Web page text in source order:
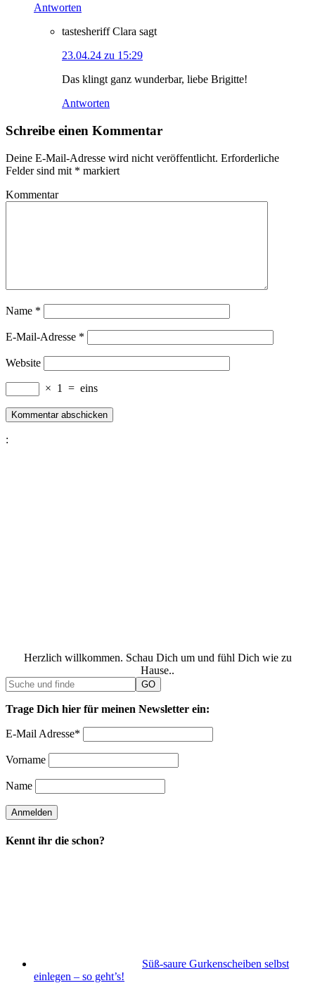
Antworten
tastesheriff Clara sagt
23.04.24 zu 15:29
Das klingt ganz wunderbar, liebe Brigitte!
Antworten
Schreibe einen Kommentar
Deine E-Mail-Adresse wird nicht veröffentlicht. Erforderliche
Felder sind mit * markiert
Kommentar
Name *
E-Mail-Adresse *
Website
× 1 = eins
:
Herzlich willkommen. Schau Dich um und fühl Dich wie zu
Hause..
Trage Dich hier für meinen Newsletter ein:
E-Mail Adresse*
Vorname
Name
Kennt ihr die schon?
Süß-saure Gurkenscheiben selbst
einlegen – so geht’s!